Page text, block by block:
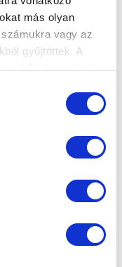
más olyan
vagy az
gyűjtöttek. A
Ön hozzájárul a
tájékoztatót!